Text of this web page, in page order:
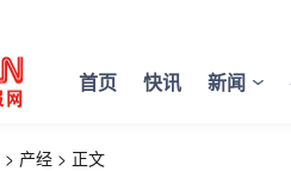
首页 快讯 新闻
> 产经 > 正文